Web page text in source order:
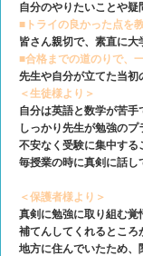
自分のやりたいことや疑
■トライの良かった点を
皆さん親切で、素直に大
■合格までの道のりで、
先生や自分が立てた当初
＜生徒様より＞
自分は英語と数学が苦手
しっかり先生が勉強のプ
不安なく受験に集中す
毎授業の時に真剣に話
＜保護者様より＞
真剣に勉強に取り組む
補てんしてくれるところ
地方に住んでいたため、